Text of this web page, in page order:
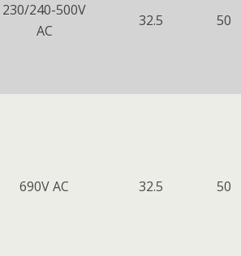
230/240-500V
AC
32.5 50
690V AC 32.5 50